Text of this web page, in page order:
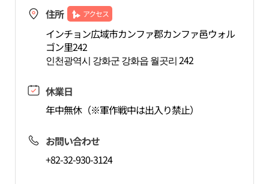
住所 アクセス
インチョン広域市カンファ郡カンファ邑ウォル
ゴン里242
인천광역시 강화군 강화읍 월곳리 242
休業日
年中無休（※軍作戦中は出入り禁止）
お問い合わせ
+82-32-930-3124